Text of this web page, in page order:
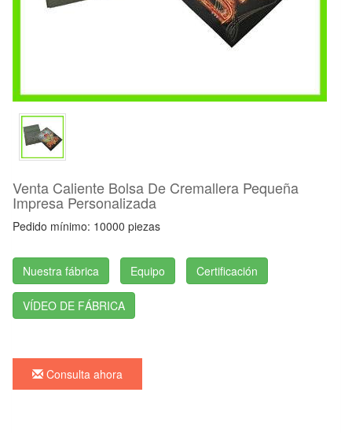
Venta Caliente Bolsa De Cremallera Pequeña
Impresa Personalizada
Pedido mínimo: 10000 piezas
Nuestra fábrica Equipo Certificación
VÍDEO DE FÁBRICA
Consulta ahora